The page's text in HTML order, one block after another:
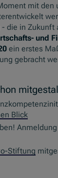
mit den
- die in Zukunft
und
ein erstes
gebracht
Blick
Stiftung